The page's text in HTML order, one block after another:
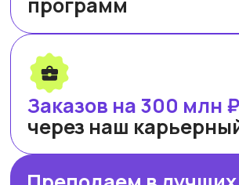
ОБУЧАЕМ БИЗНЕС